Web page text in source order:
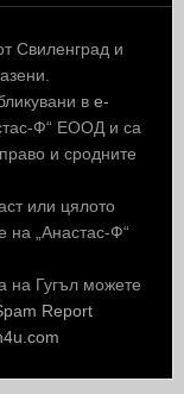
Свиленград и
в e-
Ф“ ЕООД и са
и сродните
или цялото
на „Анастас-Ф“
на Гугъл можете
Report